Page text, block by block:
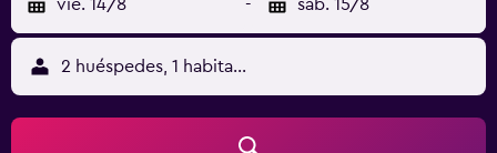
aeropuerto de Girona Costa Brava. Hay consigna de
equipaje gratuita y conexión WiFi gratuita en todas las
instalaciones.
vie. 14/8 - sáb. 15/8
2 huéspedes, 1 habitación